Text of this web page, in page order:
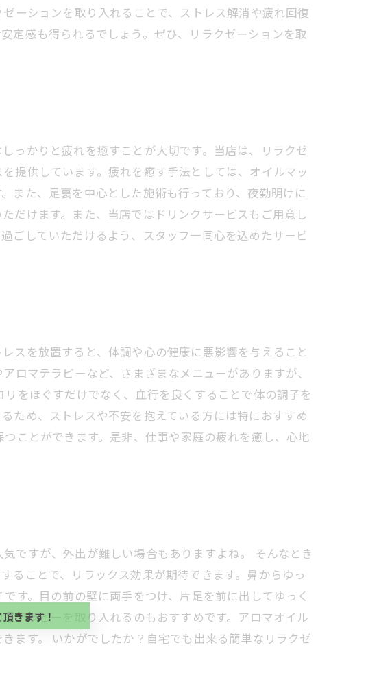
ーションを取り入れることで、ストレス解消や疲れ回復
定感も得られるでしょう。ぜひ、リラクゼーションを取
っかりと疲れを癒すことが大切です。当店は、リラクゼ
提供しています。疲れを癒す手法としては、オイルマッ
また、足裏を中心とした施術も行っており、夜勤明けに
だけます。また、当店ではドリンクサービスもご用意し
ごしていただけるよう、スタッフ一同心を込めたサービ
スを放置すると、体調や心の健康に悪影響を与えること
ロマテラピーなど、さまざまなメニューがありますが、
をほぐすだけでなく、血行を良くすることで体の調子を
ため、ストレスや不安を抱えている方には特におすすめ
ことができます。是非、仕事や家庭の疲れを癒し、心地
ですが、外出が難しい場合もありますよね。 そんなとき
ることで、リラックス効果が期待できます。鼻からゆっ
す。目の前の壁に両手をつけ、片足を前に出してゆっく
テラピーを取り入れるのもおすすめです。アロマオイル
ます。 いかがでしたか？自宅でも出来る簡単なリラクゼ
お客様は
加済の
下さい。
きます！
お客様は
加済の
じ下さい。
きます！